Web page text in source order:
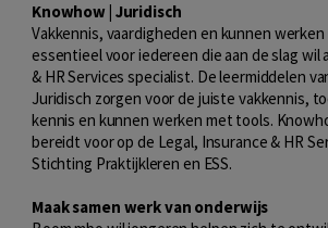
Knowhow | Juridisch
Vakkennis, vaardigheden en kunnen
essentieel voor iedereen die aan de slag wil
& HR Services specialist. De leermiddelen
Juridisch zorgen voor de juiste vakkennis,
kennis en kunnen werken met tools.
bereidt voor op de Legal, Insurance & HR
Stichting Praktijkleren en ESS.
Maak samen werk van onderwijs